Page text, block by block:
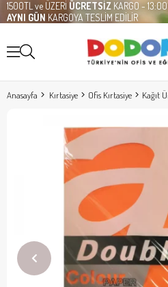
1500TL ve ÜZERİ ÜCRETSİZ KARGO -
AYNI GÜN KARGOYA TESLİM EDİLİR
Anasayfa Kırtasiye Ofis Kırtasiye Kağıt